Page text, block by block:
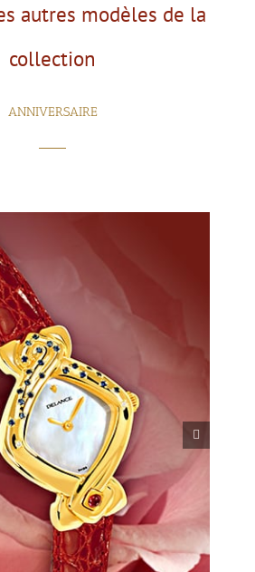
autres modèles de la
collection
ANNIVERSAIRE